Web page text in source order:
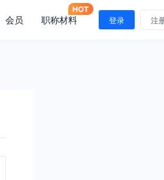
会员 职称材料 登录 注